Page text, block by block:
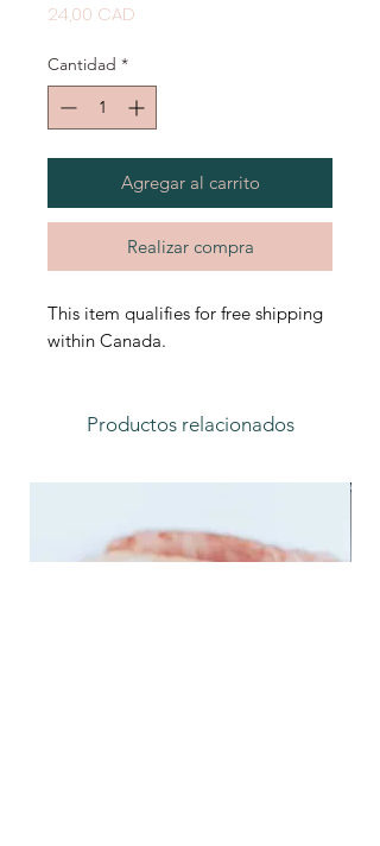
24,00 CAD
Cantidad *
Agregar al carrito
Realizar compra
This item qualifies for free shipping
within Canada.
Productos relacionados